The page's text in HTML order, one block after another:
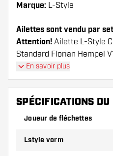
Marque: L-Style
Ailettes sont vendu par
Attention! Ailette L-Style
Standard Florian Hempel
utilisé qu'avec tiges de L-
d'autres marques.
Conseil de Dartshopper !
Veillez à disposer d'un
cassés à l'usage.
En savoir plus
SPÉCIFICATIONS DU
Joueur de fléchettes
Lstyle vorm